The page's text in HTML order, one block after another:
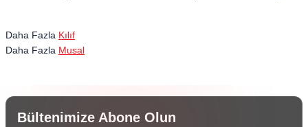
Daha Fazla Kılıf
Daha Fazla Musal
Bültenimize Abone Olun